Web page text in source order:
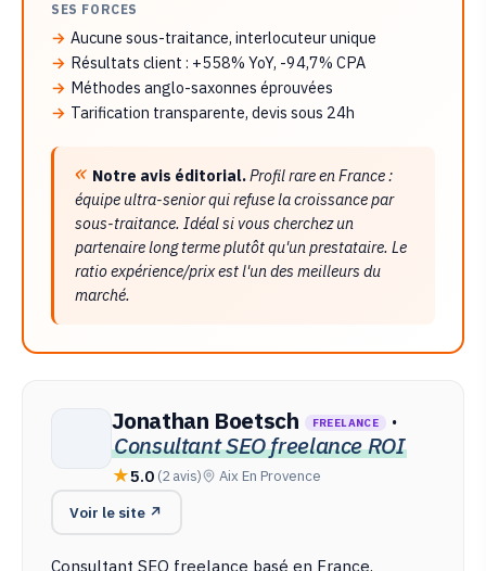
SES FORCES
Aucune sous-traitance, interlocuteur unique
Résultats client : +558% YoY, -94,7% CPA
Méthodes anglo-saxonnes éprouvées
Tarification transparente, devis sous 24h
Notre avis éditorial.Profil rare en France :
équipe ultra-senior qui refuse la croissance par
sous-traitance. Idéal si vous cherchez un
partenaire long terme plutôt qu'un prestataire. Le
ratio expérience/prix est l'un des meilleurs du
marché.
Jonathan Boetsch FREELANCE
·
Consultant SEO freelance ROI
5.0 (2 avis) Aix En Provence
Voir le site ↗
Consultant SEO freelance basé en France,